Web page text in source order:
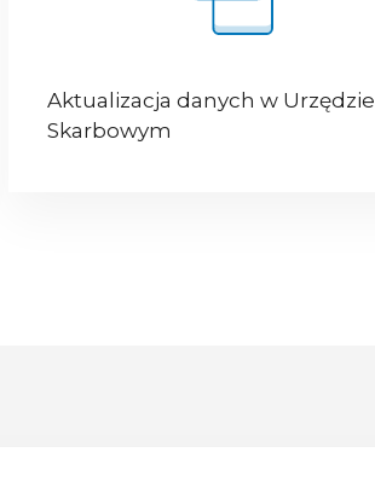
Aktualizacja danych w Urzędzie
Skarbowym